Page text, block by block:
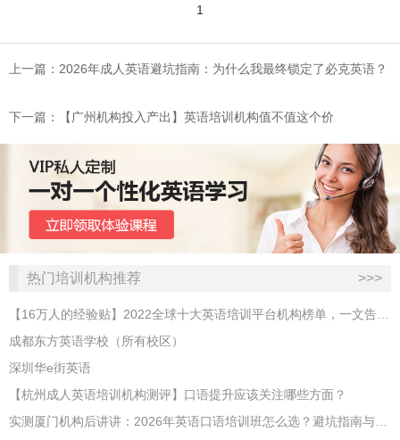
1
上一篇：2026年成人英语避坑指南：为什么我最终锁定了必克英语？
下一篇：​【广州机构投入产出】英语培训机构值不值这个价
热门培训机构推荐 >>>
【16万人的经验贴】2022全球十大英语培训平台机构榜单，一文告诉你
成都东方英语学校（所有校区）
深圳华e街英语
【杭州成人英语培训机构测评】口语提升应该关注哪些方面？
实测厦门机构后讲讲：2026年英语口语培训班怎么选？避坑指南与高效学习新范式